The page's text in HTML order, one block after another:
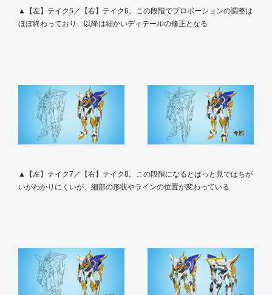
▲【左】テイク5／【右】テイク6。この段階でプロポーションの調整は
ほぼ終わっており、以降は細かいディテールの修正となる
▲【左】テイク7／【右】テイク8。この段階になるとぱっと見ではちが
いがわかりにくいが、細部の形状やラインの位置が変わっている